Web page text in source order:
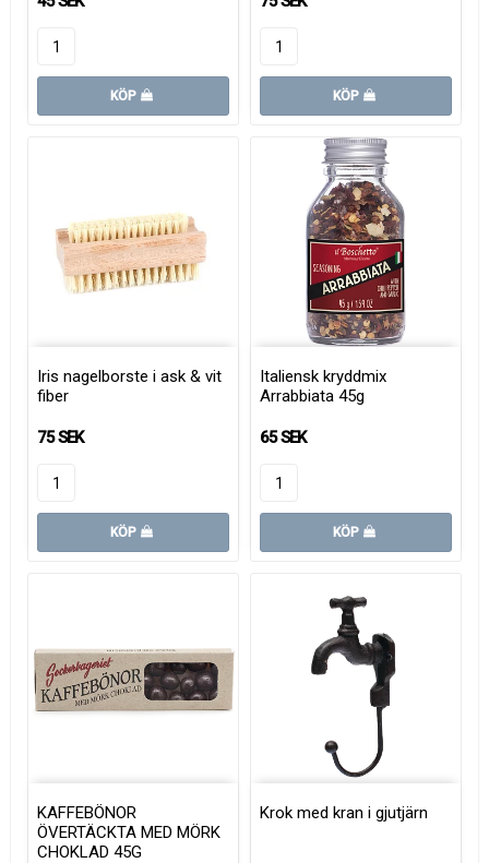
KÖP KÖP
Iris nagelborste i ask & vit
fiber
75 SEK
KÖP
Italiensk kryddmix
Arrabbiata 45g
65 SEK
KÖP
KAFFEBÖNOR
ÖVERTÄCKTA MED MÖRK
CHOKLAD 45G
Krok med kran i gjutjärn